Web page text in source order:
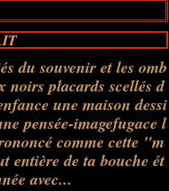
du souvenir et les omb
noirs placards scellés d
une maison dessi
pensée-imagefugace l
comme cette "m
entière de ta bouche ét
avec...